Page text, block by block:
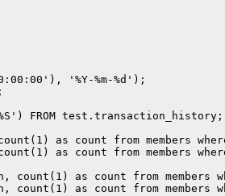
'%Y-%m-%d');
FROM test.transaction_history;
as count from members
as count from members
count(1) as count from members
count(1) as count from members